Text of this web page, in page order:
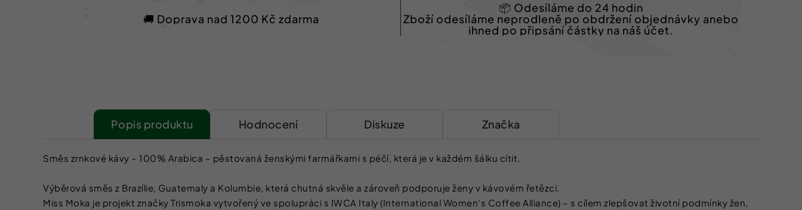
🚚 Doprava nad 1200 Kč zdarma
📦 Odesíláme do 24 hodin
Zboží odesíláme neprodleně po obdržení objednávky anebo
ihned po připsání částky na náš účet.
Popis Hodnocení Diskuze Značka
Směs zrnkové kávy – 100% Arabica – pěstovaná ženskými farmářkami s péčí, která je v každém šálku cítit.
Výběrová směs z Brazílie, Guatemaly a Kolumbie, která chutná skvěle a zároveň podporuje ženy v kávovém řetězci.
Miss Moka je projekt značky Trismoka vytvořený ve spolupráci s IWCA Italy (International Women’s Coffee Alliance) – s cílem zlepšovat životní podmínky žen,